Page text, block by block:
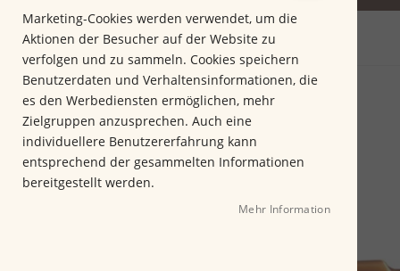
Startseite VAUEN LEOPOLD 5166
Z
u
E
n
d
e
Marketing-Cookies werden verwendet, um die
Aktionen der Besucher auf der Website zu
verfolgen und zu sammeln. Cookies speichern
Benutzerdaten und Verhaltensinformationen, die
es den Werbediensten ermöglichen, mehr
Zielgruppen anzusprechen. Auch eine
individuellere Benutzererfahrung kann
entsprechend der gesammelten Informationen
bereitgestellt werden.
Mehr Information